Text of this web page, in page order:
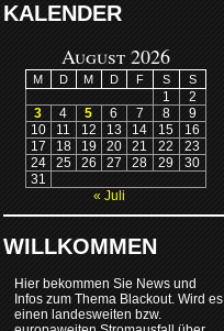
KALENDER
August 2026
M D M D F S S
1
2
3
4 5 6 7 8
9
10
11 12 13 14 15
16
17
18 19 20 21 22
23
24
25 26 27 28 29
30
31
« Juli
WILLKOMMEN
Hier bekommen Sie News und
Infos zum Thema Blackout. Wird es
einen landesweiten bzw.